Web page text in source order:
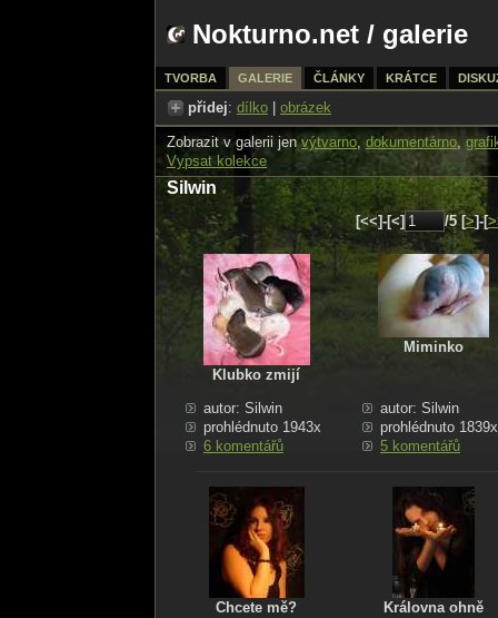
Nokturno.net / galerie
TVORBA GALERIE ČLÁNKY KRÁTCE
přidej: dílko obrázek
Zobrazit v galerii jenvýtvarno, dokumentárno,
Vypsat kolekce
Silwin
[<<]-[<] /5 [>]-[
Klubko zmijí
autor: Silwin
prohlédnuto 1943x
6 komentářů
Miminko
autor: Silwin
prohlédnuto 1839x
5 komentářů
Chcete mě?
Královna ohně